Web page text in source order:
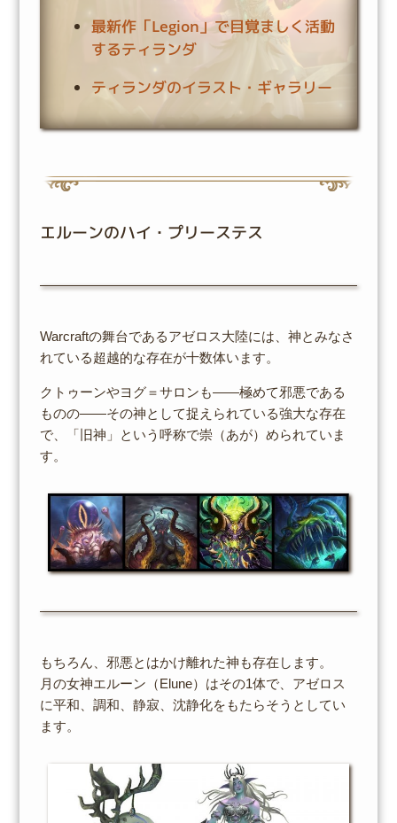
最新作「Legion」で目覚ましく活動
するティランダ
ティランダのイラスト・ギャラリー
エルーンのハイ・プリーステス
Warcraftの舞台であるアゼロス大陸には、神とみなさ
れている超越的な存在が十数体います。
クトゥーンやヨグ＝サロンも――極めて邪悪である
ものの――その神として捉えられている強大な存在
で、「旧神」という呼称で崇（あが）められていま
す。
もちろん、邪悪とはかけ離れた神も存在します。
月の女神エルーン（Elune）はその1体で、アゼロス
に平和、調和、静寂、沈静化をもたらそうとしてい
ます。